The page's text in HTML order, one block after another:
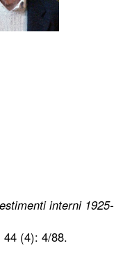
interni 1925-
44 (4): 4/88.